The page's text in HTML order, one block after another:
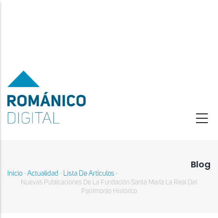
contenido
principal
Blog
Sobrescribir
Inicio - Actualidad - Lista De Artículos -
Nuevas Publicaciones De La Fundación Santa María La Real Del
Patrimonio Histórico